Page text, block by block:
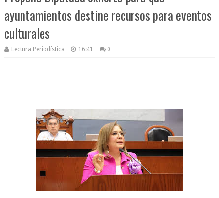
ayuntamientos destine recursos para eventos
culturales
Lectura Periodística 16:41 0